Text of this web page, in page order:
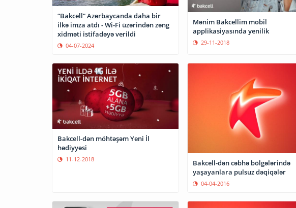
“Bakcell” Azərbaycanda daha bir
ilkə imza atdı - Wi-Fi üzərindən zəng
04-07-2024
Mənim Bakcellim mobil
applikasiyasında yenilik
29-11-2018
Bakcell-dən möhtəşəm Yeni İl
hədiyyəsi
11-12-2018
Bakcell-dən cəbhə bölgələrində
yaşayanlara pulsuz dəqiqələr
04-04-2016